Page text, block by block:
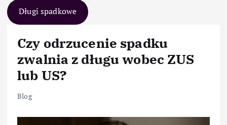
Długi spadkowe
Czy odrzucenie spadku
zwalnia z długu wobec ZUS
lub US?
Blog